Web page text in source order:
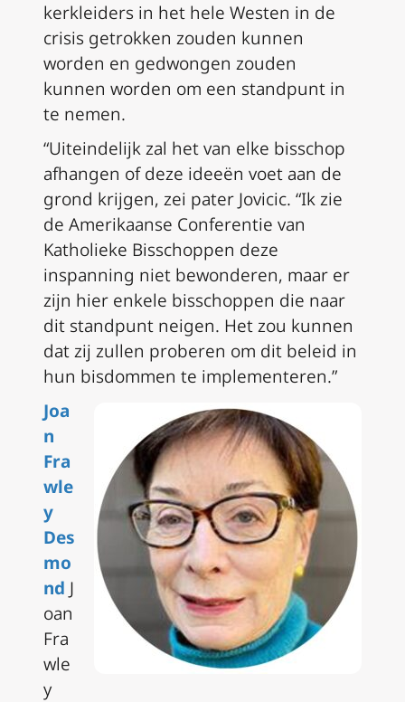
kerkleiders in het hele Westen in de
crisis getrokken zouden kunnen
worden en gedwongen zouden
kunnen worden om een standpunt in
te nemen.
“Uiteindelijk zal het van elke bisschop
afhangen of deze ideeën voet aan de
grond krijgen, zei pater Jovicic. “Ik zie
de Amerikaanse Conferentie van
Katholieke Bisschoppen deze
inspanning niet bewonderen, maar er
zijn hier enkele bisschoppen die naar
dit standpunt neigen. Het zou kunnen
dat zij zullen proberen om dit beleid in
hun bisdommen te implementeren.”
Joa
n
Fra
wle
y
Des
mo
nd J
oan
Fra
wle
y